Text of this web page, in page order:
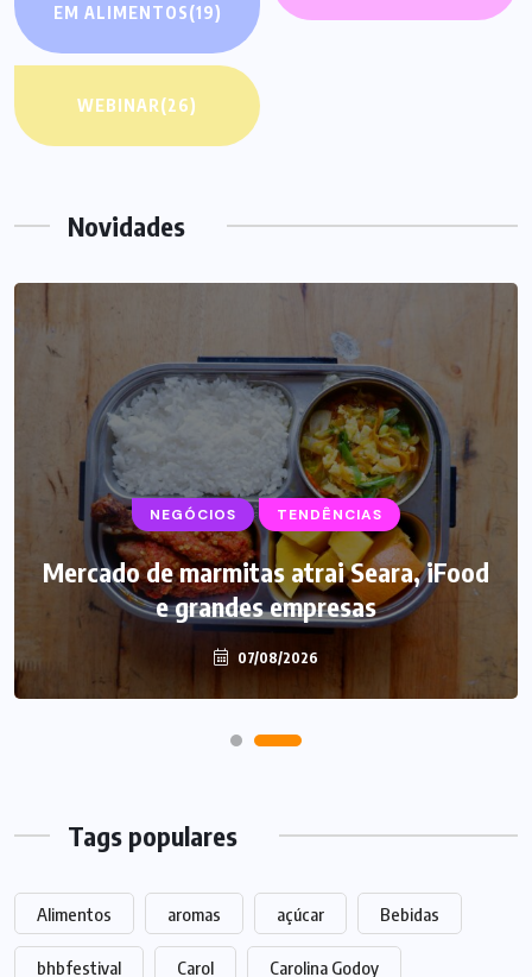
EM ALIMENTOS(19)
WEBINAR(26)
Novidades
NEGÓCIOS TENDÊNCIAS
Mercado de marmitas atrai Seara, iFood
e grandes empresas
07/08/2026
SUPLEMENTOS
Caffeine Army lança campanha para o
Dia dos Pais
07/08/2026
Tags populares
Alimentos aromas açúcar Bebidas
bhbfestival Carol Carolina Godoy